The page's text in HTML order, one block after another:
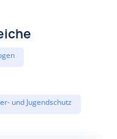
und Jugendschutz